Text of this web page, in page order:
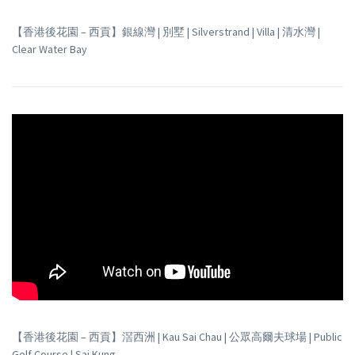
【香港後花園 – 西貢】銀線灣 | 別墅 | Silverstrand | Villa | 清水灣 |
Clear Water Bay
【香港後花園 – 西貢】滘西洲 | Kau Sai Chau | 公眾高爾夫球場 | Public